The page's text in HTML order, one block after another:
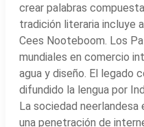
crear palabras
tradición literaria incluye
Cees Nooteboom. Los
mundiales en comercio
agua y diseño. El legado
difundido la lengua por
La sociedad
una penetración de